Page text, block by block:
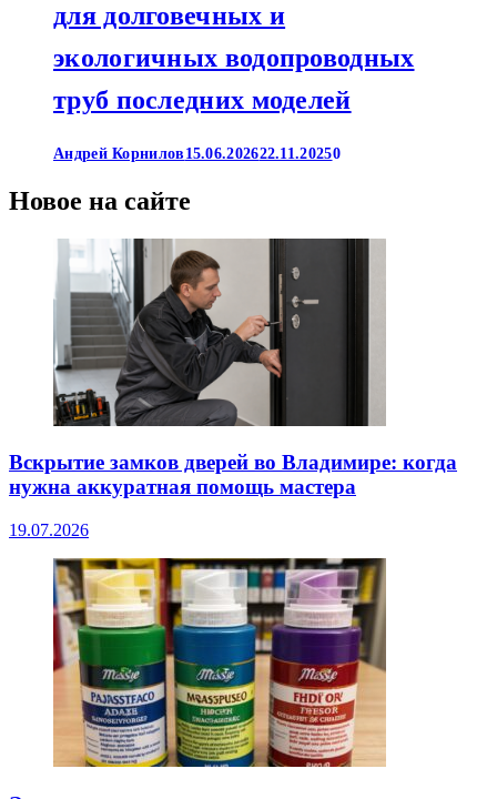
для долговечных и
экологичных водопроводных
труб последних моделей
Андрей Корнилов 15.06.202622.11.20250
Новое на сайте
Вскрытие замков дверей во Владимире: когда
нужна аккуратная помощь мастера
19.07.2026